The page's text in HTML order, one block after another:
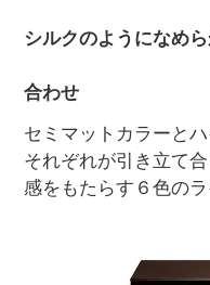
シルクのようになめ
合わせ
セミマットカラーと
それぞれが引き立て
感をもたらす６色のラ